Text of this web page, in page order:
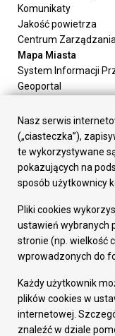
Komunikaty
Jakość powietrza
Centrum
Mapa Miasta
System Informacji
Geoportal
Załatw sprawę
Prezydent Miasta
Rada Miasta
Wydziały
Elektroniczna
Gospodarka
Fundusze europejskie
Środki krajowe
Oferty inwestycyjne
Pozostałe
Deklaracja
Dane osobowe
Nasz serwis
(„ciasteczka”),
te wykorzystywane
pokazujących na
sposób użytkownicy
Pliki cookies
ustawień wybranych
stronie (np. wielkość
wprowadzonych do
Każdy użytkownik
plików cookies w
internetowej.
znaleźć w dziale